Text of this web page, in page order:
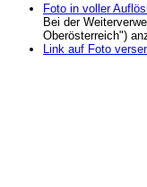
Foto in voller
Bei der
Oberösterreich")
Link auf Foto